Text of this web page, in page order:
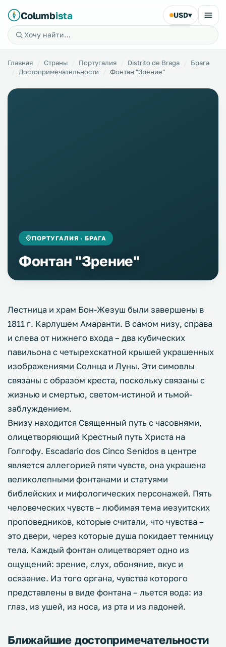
Columbista USD▾
Главная Страны Португалия Distrito de Braga
Брага
Достопримечательности
Фонтан "Зрение"
ПОРТУГАЛИЯ · БРАГА
Фонтан "Зрение"
Лестница и храм Бон-Жезуш были завершены в
1811 г. Карлушем Амаранти. В самом низу, справа
и слева от нижнего входа – два кубических
павильона с четырехскатной крышей украшенных
изображениями Солнца и Луны. Эти симовлы
связаны с образом креста, поскольку связаны с
жизнью и смертью, светом-истиной и тьмой-
заблуждением.
Внизу находится Священный путь с часовнями,
олицетворяющий Крестный путь Христа на
Голгофу. Escadario dos Cinco Senidos в центре
является аллегорией пяти чувств, она украшена
великолепными фонтанами и статуями
библейских и мифологических персонажей. Пять
человеческих чувств – любимая тема иезуитских
проповедников, которые считали, что чувства –
это двери, через которые душа покидает темницу
тела. Каждый фонтан олицетворяет одно из
ощущений: зрение, слух, обоняние, вкус и
осязание. Из того органа, чувства которого
представлены в виде фонтана – льется вода: из
глаз, из ушей, из носа, из рта и из ладоней.
Ближайшие достопримечательности